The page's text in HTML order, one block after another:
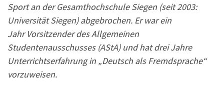
Sport an der Gesamthochschule Siegen (seit 2003:
Universität Siegen) abgebrochen. Er war ein
Jahr Vorsitzender des Allgemeinen
Studentenausschusses (AStA) und hat drei Jahre
Unterrichtserfahrung in „Deutsch als Fremdsprache“
vorzuweisen.